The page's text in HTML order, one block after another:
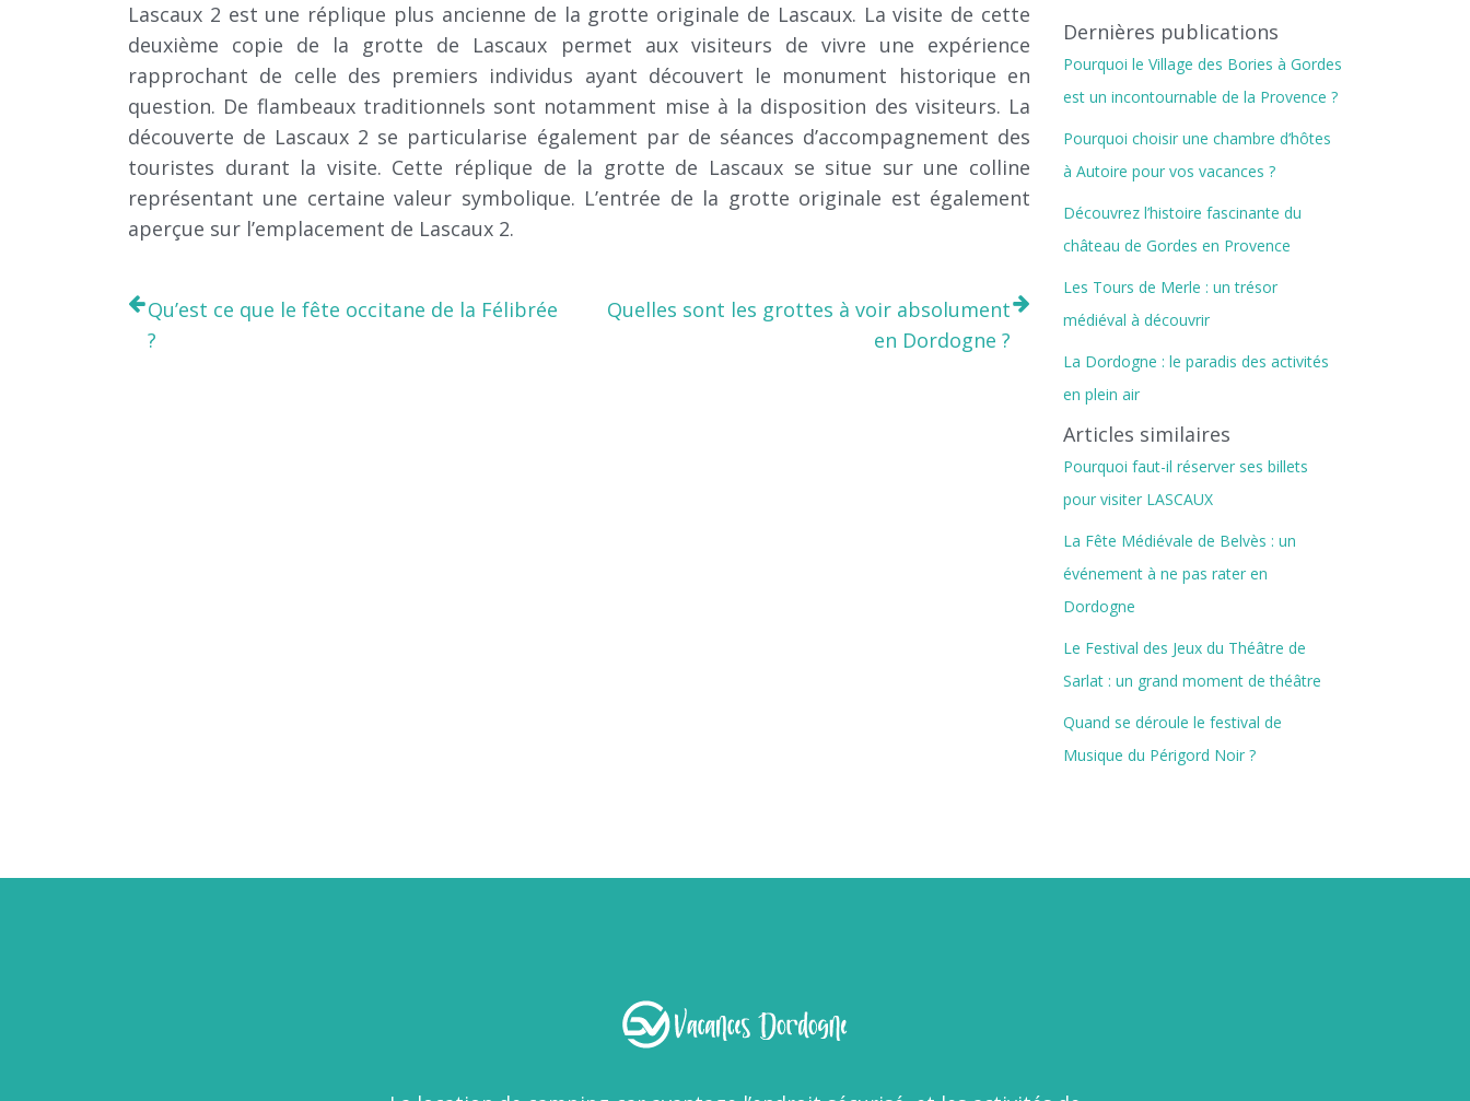
Lascaux 2 est une réplique plus ancienne de la grotte originale de Lascaux. La visite de cette
deuxième copie de la grotte de Lascaux permet aux visiteurs de vivre une expérience
rapprochant de celle des premiers individus ayant découvert le monument historique en
question. De flambeaux traditionnels sont notamment mise à la disposition des visiteurs. La
découverte de Lascaux 2 se particularise également par de séances d’accompagnement des
touristes durant la visite. Cette réplique de la grotte de Lascaux se situe sur une colline
représentant une certaine valeur symbolique. L’entrée de la grotte originale est également
aperçue sur l’emplacement de Lascaux 2.
Qu’est ce que le fête occitane de la Félibrée
?
Quelles sont les grottes à voir absolument
en Dordogne ?
Dernières publications
Pourquoi le Village des Bories à Gordes
est un incontournable de la Provence ?
Pourquoi choisir une chambre d’hôtes
à Autoire pour vos vacances ?
Découvrez l’histoire fascinante du
château de Gordes en Provence
Les Tours de Merle : un trésor
médiéval à découvrir
La Dordogne : le paradis des activités
en plein air
Articles similaires
Pourquoi faut-il réserver ses billets
pour visiter LASCAUX
La Fête Médiévale de Belvès : un
événement à ne pas rater en
Dordogne
Le Festival des Jeux du Théâtre de
Sarlat : un grand moment de théâtre
Quand se déroule le festival de
Musique du Périgord Noir ?